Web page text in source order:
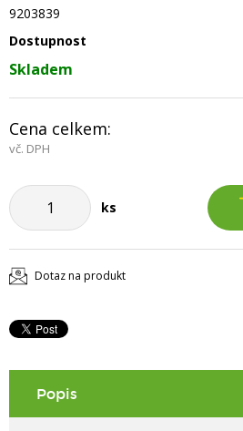
9203839
Dostupnost
Skladem
Cena celkem:
vč. DPH
ks
Dotaz na produkt
Popis